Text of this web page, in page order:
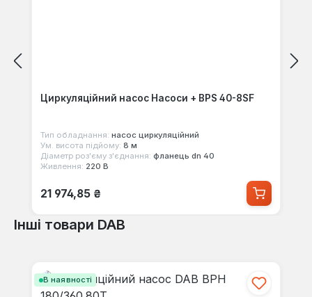
Циркуляційний насос Насоси + BPS 40-8SF
Тип обладнання: насос циркуляційний
Ум. висота підйому: 8 м
Діаметр роз'єму з'єднання: фланець dn 40
Живлення: 220 В
Звичайна ціна:
21 974,85 ₴
Інші товари DAB
В наявності